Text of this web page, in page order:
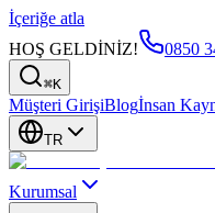
İçeriğe atla
HOŞ GELDİNİZ!
0850
⌘K
Müşteri GirişiBlogİnsan
TR
Kurumsal